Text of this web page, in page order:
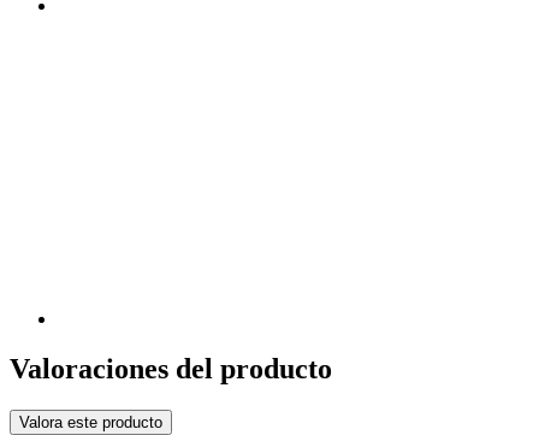
Valoraciones del producto
Valora este producto